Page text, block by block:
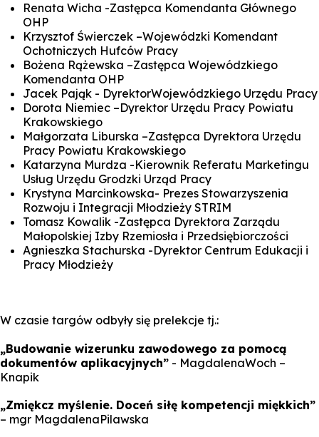
Renata Wicha -Zastępca Komendanta Głównego
OHP
Krzysztof Świerczek –Wojewódzki Komendant
Ochotniczych Hufców Pracy
Bożena Rążewska –Zastępca Wojewódzkiego
Komendanta OHP
Jacek Pająk - DyrektorWojewódzkiego Urzędu Pracy
Dorota Niemiec –Dyrektor Urzędu Pracy Powiatu
Krakowskiego
Małgorzata Liburska –Zastępca Dyrektora Urzędu
Pracy Powiatu Krakowskiego
Katarzyna Murdza -Kierownik Referatu Marketingu
Usług Urzędu Grodzki Urząd Pracy
Krystyna Marcinkowska- Prezes Stowarzyszenia
Rozwoju i Integracji Młodzieży STRIM
Tomasz Kowalik -Zastępca Dyrektora Zarządu
Małopolskiej Izby Rzemiosła i Przedsiębiorczości
Agnieszka Stachurska -Dyrektor Centrum Edukacji i
Pracy Młodzieży
W czasie targów odbyły się prelekcje tj.:
„Budowanie wizerunku zawodowego za pomocą
dokumentów aplikacyjnych” - MagdalenaWoch –
Knapik
„Zmiękcz myślenie. Doceń siłę kompetencji miękkich”
– mgr MagdalenaPilawska